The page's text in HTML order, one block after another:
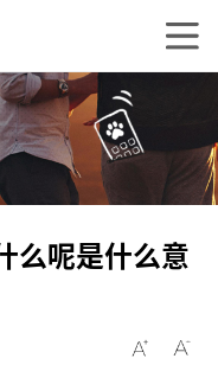
么呢是什么意